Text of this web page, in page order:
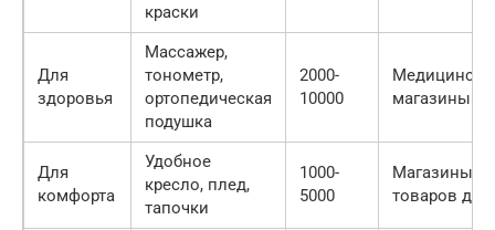
краски
Для
здоровья
Массажер,
тонометр,
ортопедическая
подушка
2000-
10000
магазины
Для
комфорта
Удобное
кресло, плед,
тапочки
1000-
5000
Магазины
товаров